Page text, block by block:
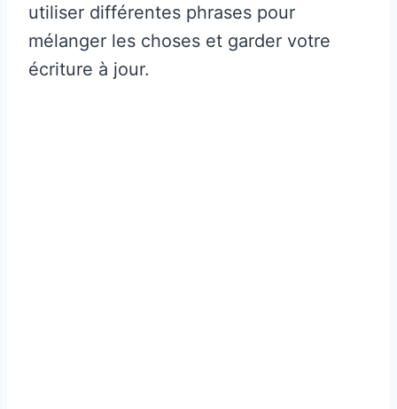
utiliser différentes phrases pour
mélanger les choses et garder votre
écriture à jour.